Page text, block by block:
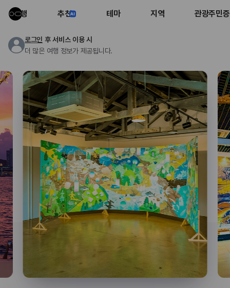
여행 추천 테마 지역 관광주민증
로그인 후 서비스 이용 시
더 많은 여행 정보가 제공됩니다.